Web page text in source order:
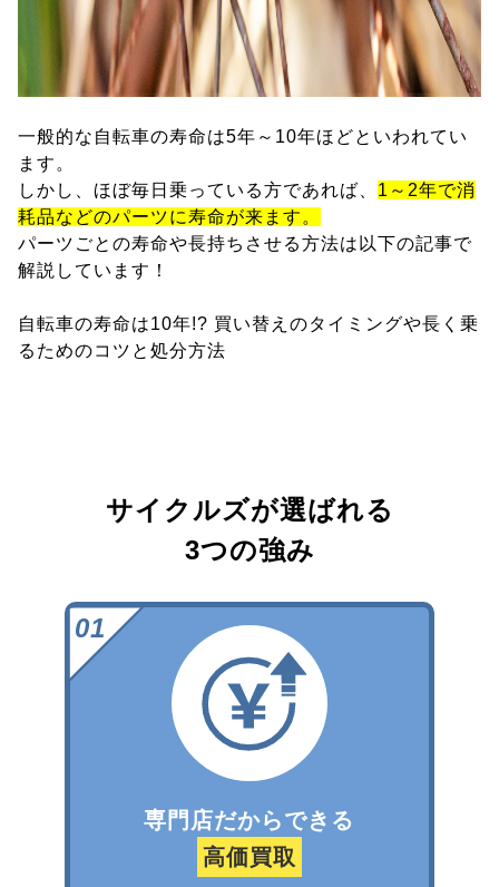
一般的な自転車の寿命は5年～10年ほどといわれてい
ます。
しかし、ほぼ毎日乗っている方であれば、 1～2年で消
耗品などのパーツに寿命が来ます。
パーツごとの寿命や長持ちさせる方法は以下の記事で
解説しています！
自転車の寿命は10年!? 買い替えのタイミングや長く乗
るためのコツと処分方法
サイクルズが選ばれる
3つの強み
専門店だからできる
高価買取